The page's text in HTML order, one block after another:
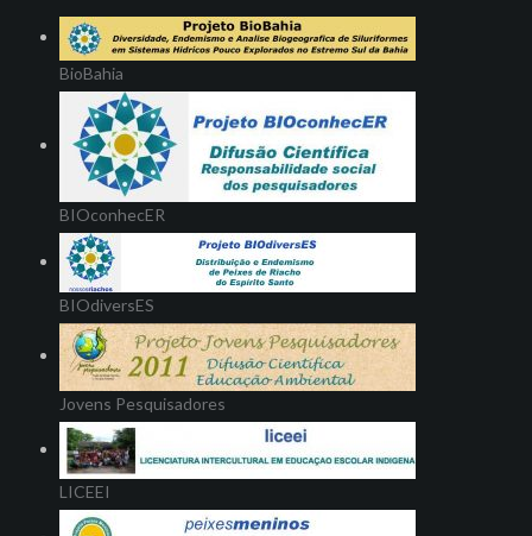
BioBahia
BIOconhecER
BIOdiversES
Jovens Pesquisadores
LICEEI